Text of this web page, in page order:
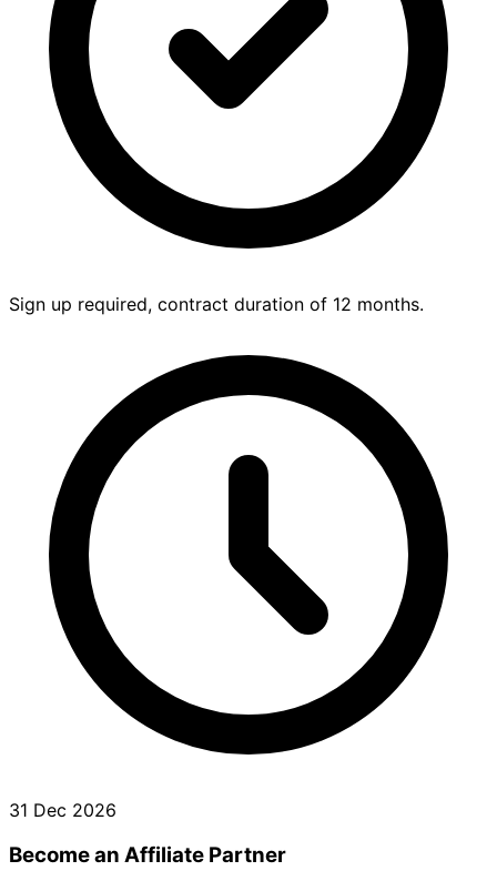
Sign up required, contract duration of 12 months.
31 Dec 2026
Become an Affiliate Partner